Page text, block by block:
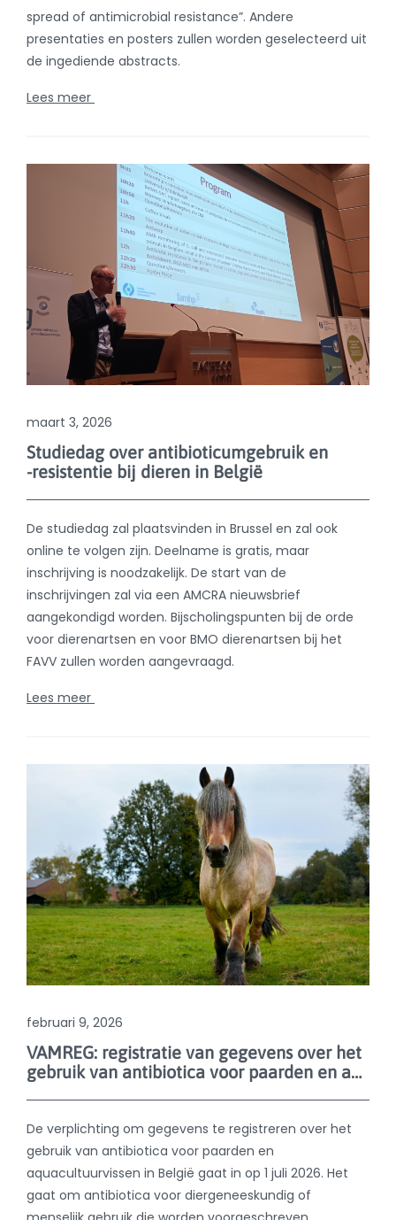
Studiedag over antibioticumgebruik en
-resistentie bij dieren in België
De studiedag zal plaatsvinden in Brussel en zal ook
online te volgen zijn. Deelname is gratis, maar
inschrijving is noodzakelijk. De start van de
aangekondigd worden. Bijscholingspunten bij de orde
voor dierenartsen en voor BMO dierenartsen bij het
FAVV zullen worden aangevraagd.
februari 9, 2026
VAMREG: registratie van gegevens over het
gebruik van antibiotica voor paarden en aquacultuur verplicht vanaf 1 juli aanstaande
De verplichting om gegevens te registreren over het
gebruik van antibiotica voor paarden en
aquacultuurvissen in België gaat in op 1 juli 2026. Het
menselijk gebruik die worden voorgeschreven,
verschaft of toegediend voor paarden (al dan niet
voedselproducerend) en aquacultuurvissen
(Atlantische zalm, karper, Europese zeebaars,
goudbrasem, regenboogforel en andere vissen die zijn
bestemd voor voedselproductie). De registratie van
deze gegevens gebeurt via VAMREG door dierenartsen
die houder zijn van een diergeneeskundig depot en
apotheker-titularissen van een voor het publiek